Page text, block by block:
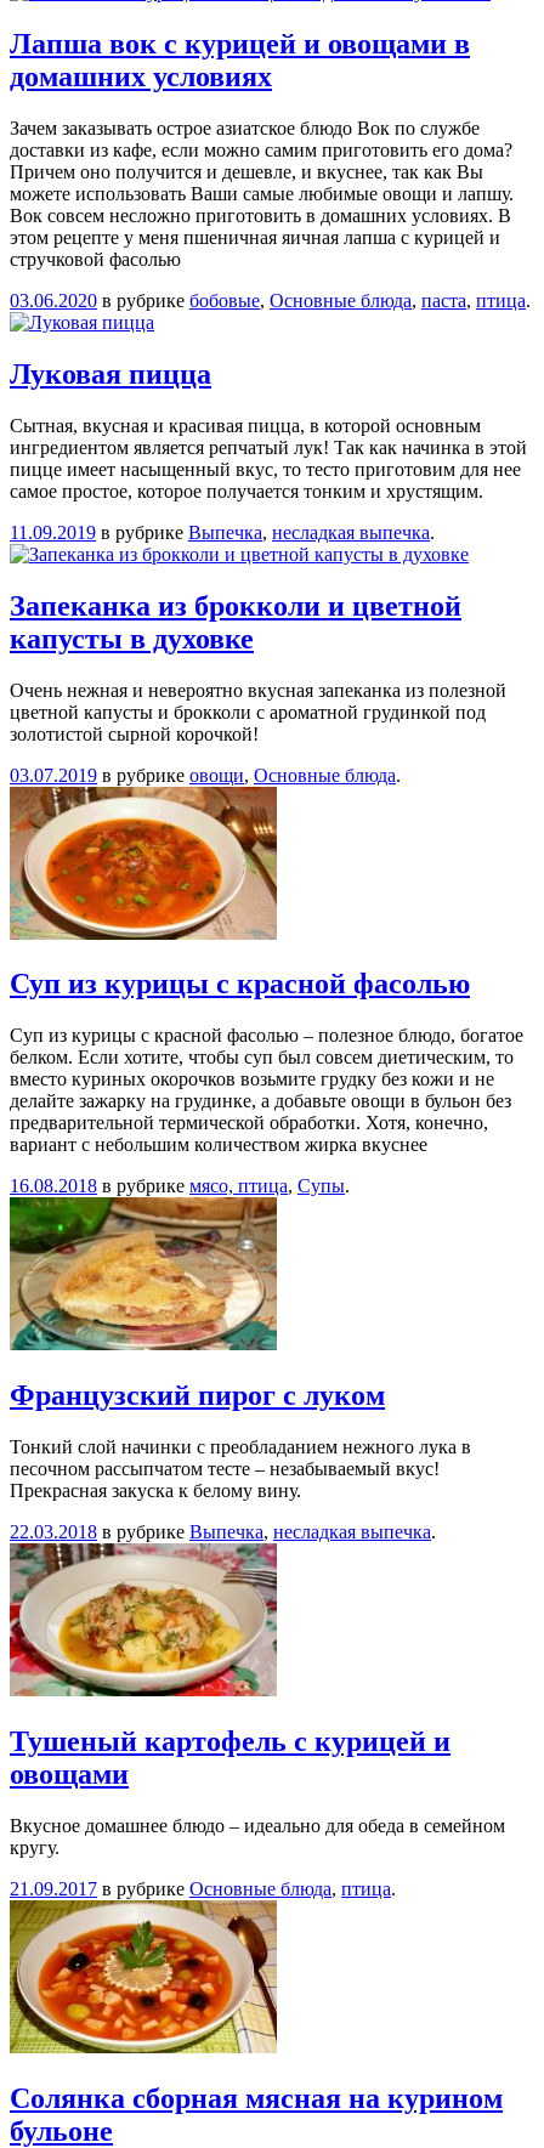
Лапша вок с курицей и овощами в
домашних условиях
Зачем заказывать острое азиатское блюдо Вок по службе
доставки из кафе, если можно самим приготовить его дома?
Причем оно получится и дешевле, и вкуснее, так как Вы
можете использовать Ваши самые любимые овощи и лапшу.
Вок совсем несложно приготовить в домашних условиях. В
этом рецепте у меня пшеничная яичная лапша с курицей и
стручковой фасолью
03.06.2020 в рубрике бобовые, Основные блюда, паста, птица.
Луковая пицца
Сытная, вкусная и красивая пицца, в которой основным
ингредиентом является репчатый лук! Так как начинка в этой
пицце имеет насыщенный вкус, то тесто приготовим для нее
самое простое, которое получается тонким и хрустящим.
11.09.2019 в рубрике Выпечка, несладкая выпечка.
Запеканка из брокколи и цветной
капусты в духовке
Очень нежная и невероятно вкусная запеканка из полезной
цветной капусты и брокколи с ароматной грудинкой под
золотистой сырной корочкой!
03.07.2019 в рубрике овощи, Основные блюда.
Суп из курицы с красной фасолью
Суп из курицы с красной фасолью – полезное блюдо, богатое
белком. Если хотите, чтобы суп был совсем диетическим, то
вместо куриных окорочков возьмите грудку без кожи и не
делайте зажарку на грудинке, а добавьте овощи в бульон без
предварительной термической обработки. Хотя, конечно,
вариант с небольшим количеством жирка вкуснее
16.08.2018 в рубрике мясо, птица, Супы.
Французский пирог с луком
Тонкий слой начинки с преобладанием нежного лука в
песочном рассыпчатом тесте – незабываемый вкус!
Прекрасная закуска к белому вину.
22.03.2018 в рубрике Выпечка, несладкая выпечка.
Тушеный картофель с курицей и
овощами
Вкусное домашнее блюдо – идеально для обеда в семейном
кругу.
21.09.2017 в рубрике Основные блюда, птица.
Солянка сборная мясная на курином
бульоне